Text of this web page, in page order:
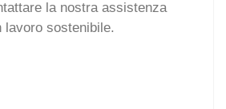
la nostra assistenza
sostenibile.